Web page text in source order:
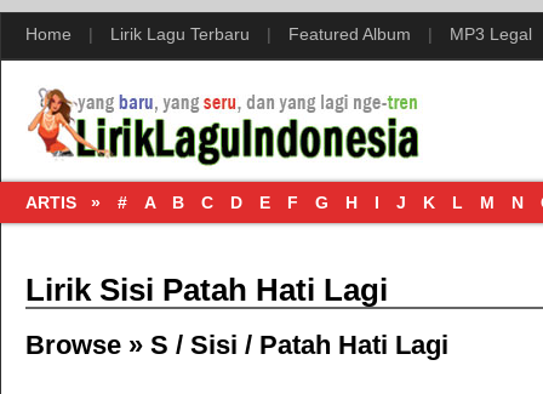
Home | Lirik Lagu Terbaru | Featured Album | MP3 Legal
ARTIS » # A B C D E F G H I J K L M N
Lirik Sisi Patah Hati Lagi
Browse » S / Sisi / Patah Hati Lagi